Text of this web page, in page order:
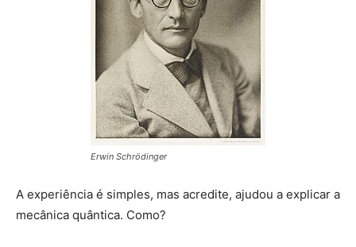
Erwin Schrödinger
A experiência é simples, mas acredite, ajudou a explicar a
mecânica quântica. Como?